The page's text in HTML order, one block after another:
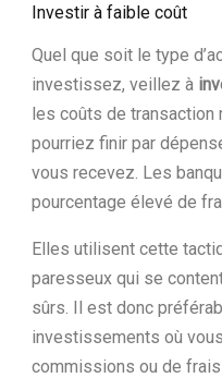
Investir à faible coût
Quel que soit le type
investissez, veillez à
les coûts de transaction
pourriez finir par
vous recevez. Les
pourcentage élevé de
Elles utilisent cette
paresseux qui se
sûrs. Il est donc
investissements où
commissions ou de